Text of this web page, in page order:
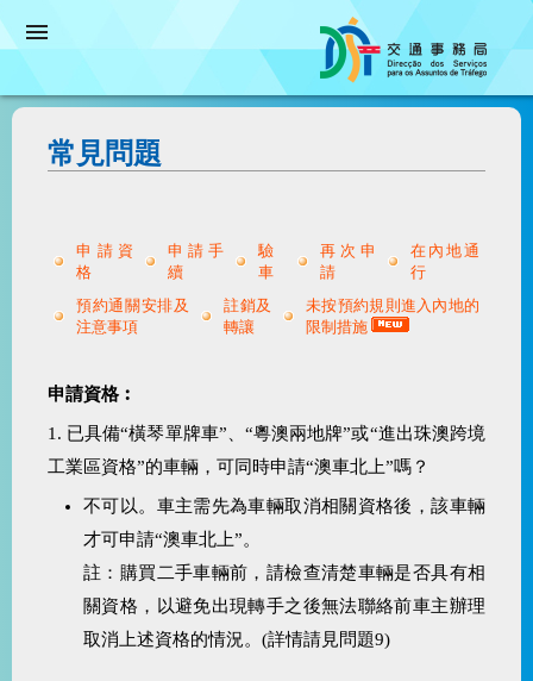
常見問題
申請資
格
申請手
續
驗
車
再次申
請
在內地通
行
預約通關安排及
注意事項
註銷及
轉讓
未按預約規則進入內地的
限制措施
申請資格︰
1. 已具備“橫琴單牌車”、“粵澳兩地牌”或“進出珠澳跨境
工業區資格”的車輛，可同時申請“澳車北上”嗎？
不可以。車主需先為車輛取消相關資格後，該車輛
才可申請“澳車北上”。
註：購買二手車輛前，請檢查清楚車輛是否具有相
關資格，以避免出現轉手之後無法聯絡前車主辦理
取消上述資格的情況。(詳情請見問題9)